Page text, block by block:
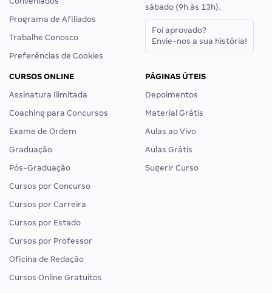
Programa de Afiliados
Trabalhe Conosco
Preferências de Cookies
sábado (9h às 13h).
Foi aprovado?
Envie-nos a sua história!
CURSOS ONLINE
Assinatura Ilimitada
Coaching para Concursos
Exame de Ordem
Graduação
Pós-Graduação
Cursos por Concurso
Cursos por Carreira
Cursos por Estado
Cursos por Professor
Oficina de Redação
Cursos Online Gratuitos
PÁGINAS ÚTEIS
Depoimentos
Material Grátis
Aulas ao Vivo
Aulas Grátis
Sugerir Curso